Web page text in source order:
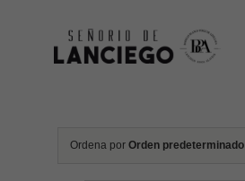
contenido
Ordena por Orden predeterminado